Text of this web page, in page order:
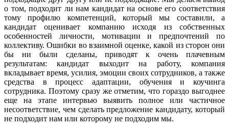
о том, подходит ли нам кандидат на основе его соответствия
тому профилю компетенций, который мы составили, а
кандидат оценивает компанию исходя из собственных
особенностей личности, мотивации и предпочтений по
коллективу. Ошибки во взаимной оценке, какой из сторон они
бы ни были сделаны, приводят к очень плачевным
результатам: кандидат выходит на работу, компания
вкладывает время, усилия, эмоции своих сотрудников, а также
средства в процесс адаптации, обучения и коучинга
сотрудника. Поэтому сразу же отметим, что гораздо выгоднее
еще на этапе интервью выявить полное или частичное
несоответствие, чем сделать предложение кандидату, который
не подходит нам или которому не подходим мы.